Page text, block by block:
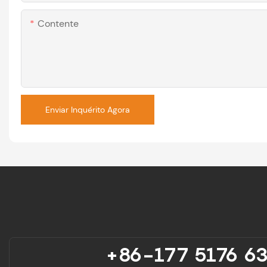
Contente
Enviar Inquérito Agora
+86-177 5176